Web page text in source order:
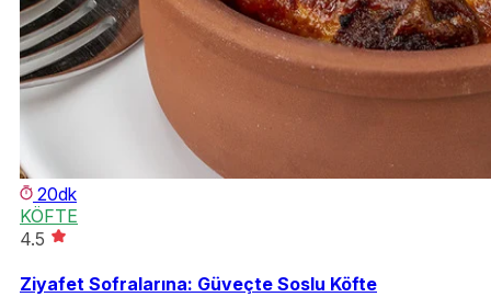
20dk
KÖFTE
4.5
Ziyafet Sofralarına: Güveçte Soslu Köfte